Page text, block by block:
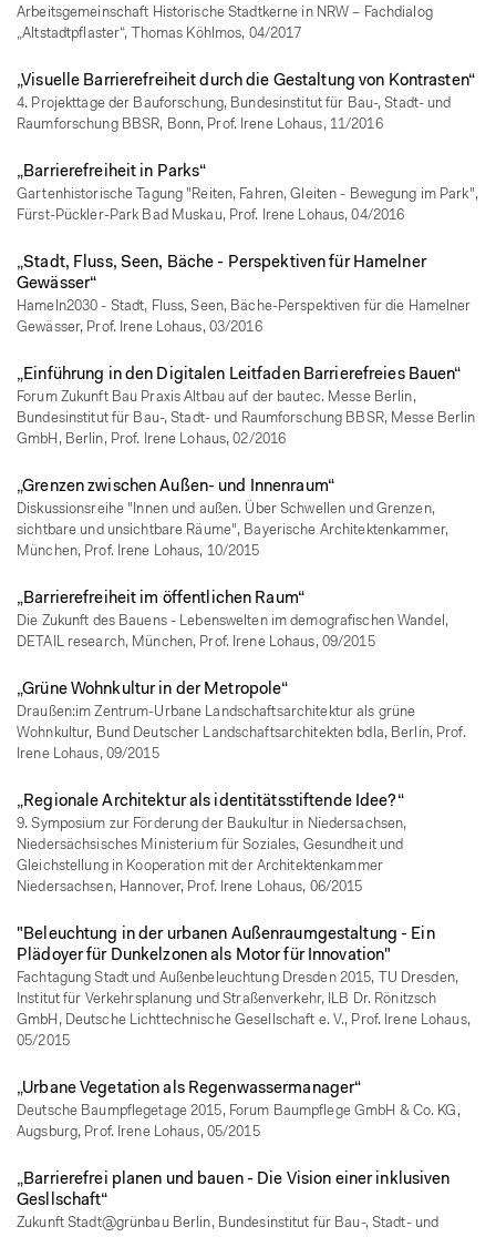
Arbeitsgemeinschaft Historische Stadtkerne in NRW – Fachdialog
„Altstadtpflaster“, Thomas Köhlmos, 04/2017
„Visuelle Barrierefreiheit durch die Gestaltung von Kontrasten“
4. Projekttage der Bauforschung, Bundesinstitut für Bau-, Stadt- und
Raumforschung BBSR, Bonn, Prof. Irene Lohaus, 11/2016
„Barrierefreiheit in Parks“
Gartenhistorische Tagung "Reiten, Fahren, Gleiten - Bewegung im Park",
Fürst-Pückler-Park Bad Muskau, Prof. Irene Lohaus, 04/2016
„Stadt, Fluss, Seen, Bäche - Perspektiven für Hamelner
Gewässer“
Hameln2030 - Stadt, Fluss, Seen, Bäche-Perspektiven für die Hamelner
Gewässer, Prof. Irene Lohaus, 03/2016
„Einführung in den Digitalen Leitfaden Barrierefreies Bauen“
Forum Zukunft Bau Praxis Altbau auf der bautec. Messe Berlin,
Bundesinstitut für Bau-, Stadt- und Raumforschung BBSR, Messe Berlin
GmbH, Berlin, Prof. Irene Lohaus, 02/2016
„Grenzen zwischen Außen- und Innenraum“
Diskussionsreihe "Innen und außen. Über Schwellen und Grenzen,
sichtbare und unsichtbare Räume", Bayerische Architektenkammer,
München, Prof. Irene Lohaus, 10/2015
„Barrierefreiheit im öffentlichen Raum“
Die Zukunft des Bauens - Lebenswelten im demografischen Wandel,
DETAIL research, München, Prof. Irene Lohaus, 09/2015
„Grüne Wohnkultur in der Metropole“
Draußen:im Zentrum-Urbane Landschaftsarchitektur als grüne
Wohnkultur, Bund Deutscher Landschaftsarchitekten bdla, Berlin, Prof.
Irene Lohaus, 09/2015
„Regionale Architektur als identitätsstiftende Idee?“
9. Symposium zur Förderung der Baukultur in Niedersachsen,
Niedersächsisches Ministerium für Soziales, Gesundheit und
Gleichstellung in Kooperation mit der Architektenkammer
Niedersachsen, Hannover, Prof. Irene Lohaus, 06/2015
"Beleuchtung in der urbanen Außenraumgestaltung - Ein
Plädoyer für Dunkelzonen als Motor für Innovation"
Fachtagung Stadt und Außenbeleuchtung Dresden 2015, TU Dresden,
Institut für Verkehrsplanung und Straßenverkehr, ILB Dr. Rönitzsch
GmbH, Deutsche Lichttechnische Gesellschaft e. V., Prof. Irene Lohaus,
05/2015
„Urbane Vegetation als Regenwassermanager“
Deutsche Baumpflegetage 2015, Forum Baumpflege GmbH & Co. KG,
Augsburg, Prof. Irene Lohaus, 05/2015
„Barrierefrei planen und bauen - Die Vision einer inklusiven
Gesllschaft“
Zukunft Stadt@grünbau Berlin, Bundesinstitut für Bau-, Stadt- und